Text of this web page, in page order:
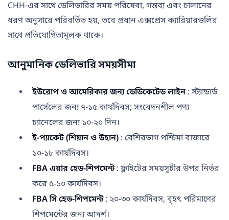
CHH-এর সাথে ডেলিভারির সময় পরিষেবা, গন্তব্য এবং চালানের
ধরণ অনুসারে পরিবর্তিত হয়, তবে প্রধান এক্সপ্রেস ক্যারিয়ারগুলির
সাথে প্রতিযোগিতামূলক থাকে।
আনুমানিক ডেলিভারি সময়সীমা
ইউরোপ ও আমেরিকার জন্য ডেডিকেটেড লাইন : স্ট্যান্ডার্ড
পার্সেলের জন্য ৭-১৫ কার্যদিবস; সংবেদনশীল পণ্য
চ্যানেলের জন্য ১০-২০ দিন।
ই-প্যাকেট (শিয়ান ও উহান) : বেশিরভাগ পশ্চিমা বাজারে
১০-১৮ কার্যদিবস।
FBA এয়ার হেড-শিপমেন্ট: ফ্লাইটের সময়সূচীর উপর নির্ভর
করে ৫-১০ কার্যদিবস।
FBA সি হেড-শিপমেন্ট: ২০-৩০ কার্যদিবস, বৃহৎ পরিমাণের
শিপমেন্টের জন্য আদর্শ।